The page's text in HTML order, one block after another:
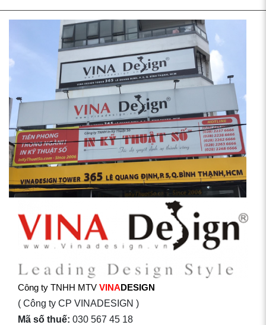
Công ty TNHH MTV VINADESIGN
( Công ty CP VINADESIGN )
Mã số thuế: 030 567 45 18